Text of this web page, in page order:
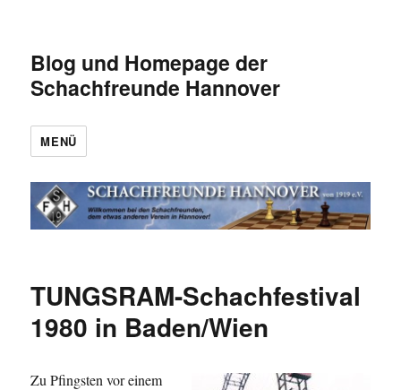
Blog und Homepage der
Schachfreunde Hannover
MENÜ
TUNGSRAM-Schachfestival
1980 in Baden/Wien
Zu Pfingsten vor einem